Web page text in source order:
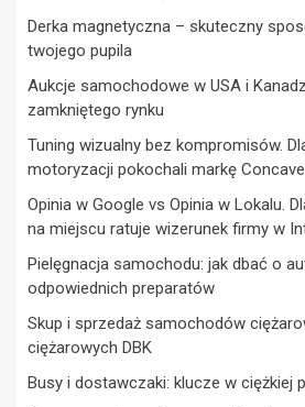
Derka magnetyczna – skuteczny
twojego pupila
Aukcje samochodowe w USA i
zamkniętego rynku
Tuning wizualny bez kompromisów.
motoryzacji pokochali markę
Opinia w Google vs Opinia w Lokalu.
na miejscu ratuje wizerunek firmy w
Pielęgnacja samochodu: jak dbać o
odpowiednich preparatów
Skup i sprzedaż samochodów
ciężarowych DBK
Busy i dostawczaki: klucze w ciężkiej